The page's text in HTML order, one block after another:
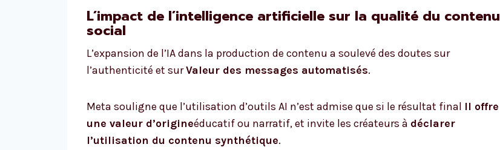
L’impact de l’intelligence artificielle sur la qualité du contenu
social
L’expansion de l’IA dans la production de contenu a soulevé des doutes sur
l’authenticité et surValeur des messages automatisés.
Meta souligne que l’utilisation d’outils AI n’est admise que si le résultat final Il offre
une valeur d’origineéducatif ou narratif, et invite les créateurs à déclarer
l’utilisation du contenu synthétique.